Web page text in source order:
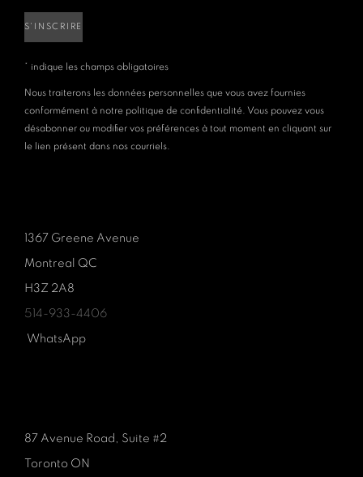
S'INSCRIRE
* indique les champs obligatoires
Nous traiterons les données personnelles que vous avez fournies
conformément à notre politique de confidentialité. Vous pouvez vous
désabonner ou modifier vos préférences à tout moment en cliquant sur
le lien présent dans nos courriels.
1367 Greene Avenue
Montreal QC
H3Z 2A8
514-933-4406
WhatsApp
87 Avenue Road, Suite #2
Toronto ON